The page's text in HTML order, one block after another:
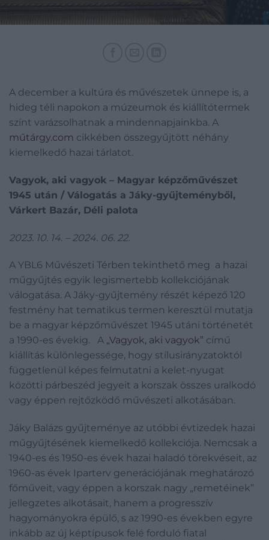
A december a kultúra és művészetek ünnepe is, a
hideg téli napokon a múzeumok és kiállítótermek
színt varázsolhatnak a mindennapjainkba. A
műtárgy.com cikkében összegyűjtött néhány
kiemelkedő hazai tárlatot.
Vagyok, aki vagyok – Magyar képzőművészet
1945 után / Válogatás a Jáky-gyűjteményből,
Várkert Bazár, Déli palota
2023. 10. 14. – 2024. 06. 22.
A YBL6 Művészeti Térben tekinthető meg a hazai
műgyűjtés egyik legismertebb kollekciójának
válogatása. A Jáky-gyűjtemény részét képező 120
festmény hat tematikus termen keresztül mutatja
be a magyar képzőművészet 1945 utáni történetét
a 1990-es évekig. A „Vagyok, aki vagyok” című
kiállítás különlegessége, hogy stílusirányzatoktól
függetlenül képes felmutatni a kelet-nyugat
közötti párbeszéd jegyeit a korszak összes uralkodó
vagy éppen rejtőzködő művészeti alkotásában.
Jáky Balázs gyűjteménye az utóbbi évtizedek hazai
műgyűjtésének kiemelkedő kollekciója. Nemcsak a
1940-es és 1950-es évek hazai haladó törekvéseit, az
1960-as évek Iparterv generációjának meghatározó
főműveit, vagy éppen a korszak nagy „remetéinek”
jellegzetes alkotásait, hanem a progresszív
hagyományokra épülő, s az 1990-es években egyre
inkább az új képtípusok felé forduló fiatal